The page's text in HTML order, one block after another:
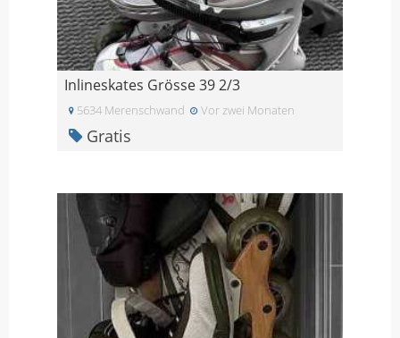
Inlineskates Grösse 39 2/3
5634 Merenschwand Vor zwei Monaten
Gratis